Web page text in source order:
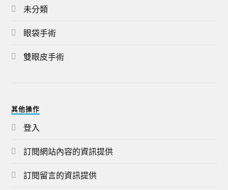
未分類
眼袋手術
雙眼皮手術
其他操作
登入
訂閱網站內容的資訊提供
訂閱留言的資訊提供